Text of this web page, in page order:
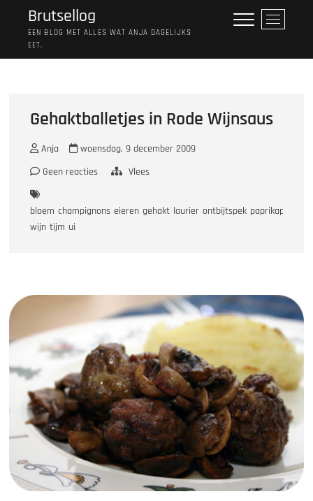
Brutsellog
EEN BLOG MET ALLES WAT ANJA DAGELIJKS
EET.
M
e
p
Gehaktballetjes in Rode Wijnsaus
Anja
woensdag, 9 december 2009
Geen reacties
Vlees
bloem champignons eieren gehakt laurier ontbijtspek paprikapoeder
wijn tijm ui